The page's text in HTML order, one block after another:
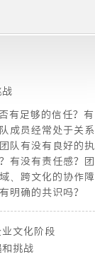
战
有足够的信任？有
成员经常处于关系
队有没有良好的执
有没有责任感？团
、跨文化的协作障
明确的共识吗？
文化阶段
挑战